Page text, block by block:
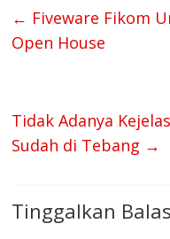
← Fiveware Fikom
Open House
Tidak Adanya
Sudah di Tebang →
Tinggalkan